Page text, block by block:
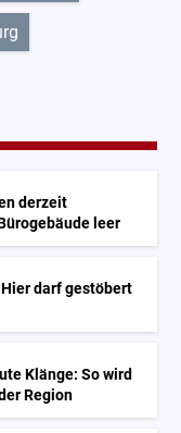
derzeit
leer
darf gestöbert
Klänge: So wird
Region